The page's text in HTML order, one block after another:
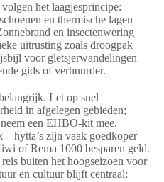
het laagjesprincipe:
en thermische lagen
en insectenwering
uitrusting zoals droogpak
voor gletsjerwandelingen
gids of verhuurder.
Let op snel
in afgelegen gebieden;
een EHBO-kit mee.
zijn vaak goedkoper
of Rema 1000 besparen geld.
buiten het hoogseizoen voor
en cultuur blijft centraal: